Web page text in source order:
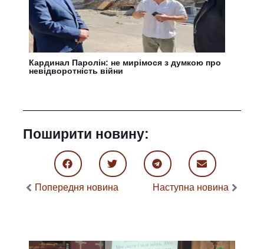
Кардинал Паролін: не мирімося з думкою про
невідворотність війни
Поширити новину:
Попередня новина Наступна новина